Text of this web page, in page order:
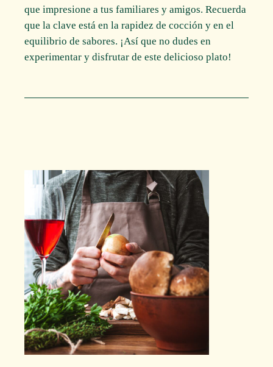
que impresione a tus familiares y amigos. Recuerda
que la clave está en la rapidez de cocción y en el
equilibrio de sabores. ¡Así que no dudes en
experimentar y disfrutar de este delicioso plato!